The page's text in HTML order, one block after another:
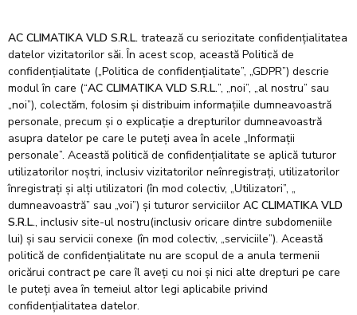
AC CLIMATIKA VLD S.R.L. tratează cu seriozitate confidențialitatea
datelor vizitatorilor săi. În acest scop, această Politică de
confidențialitate („Politica de confidențialitate”, „GDPR”) descrie
modul în care (“AC CLIMATIKA VLD S.R.L.”, „noi”, „al nostru” sau
„noi”), colectăm, folosim și distribuim informațiile dumneavoastră
personale, precum și o explicație a drepturilor dumneavoastră
asupra datelor pe care le puteți avea în acele „Informații
personale”. Această politică de confidențialitate se aplică tuturor
utilizatorilor noștri, inclusiv vizitatorilor neînregistrați, utilizatorilor
înregistrați și alți utilizatori (în mod colectiv, „Utilizatori”, „
dumneavoastră” sau „voi”) și tuturor serviciilor AC CLIMATIKA VLD
S.R.L., inclusiv site-ul nostru(inclusiv oricare dintre subdomeniile
lui) și sau servicii conexe (în mod colectiv, „serviciile”). Această
politică de confidențialitate nu are scopul de a anula termenii
oricărui contract pe care îl aveți cu noi și nici alte drepturi pe care
le puteți avea în temeiul altor legi aplicabile privind
confidențialitatea datelor.